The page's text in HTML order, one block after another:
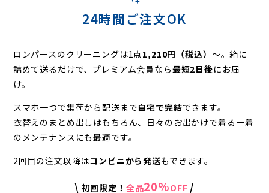
24時間ご注文OK
ロンパースのクリーニングは1点1,210円（税込） 〜。箱に
詰めて送るだけで、プレミアム会員なら最短2日後にお届
け。
スマホ一つで集荷から配送まで自宅で完結できます。
衣替えのまとめ出しはもちろん、日々のお出かけで着る一着
のメンテナンスにも最適です。
2回目の注文以降はコンビニから発送もできます。
\ 初回限定！ 全品20%OFF /